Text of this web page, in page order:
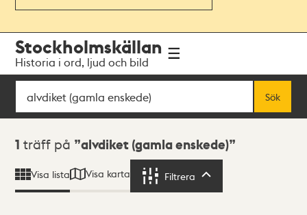
navigationen
huvudinnehållet
Stockholmskällan
Historia i ord, ljud och bild
Sök
Sök
Sökresultat
1 träff på alvdiket (gamla enskede)
Visa lista Visa karta Filtrera